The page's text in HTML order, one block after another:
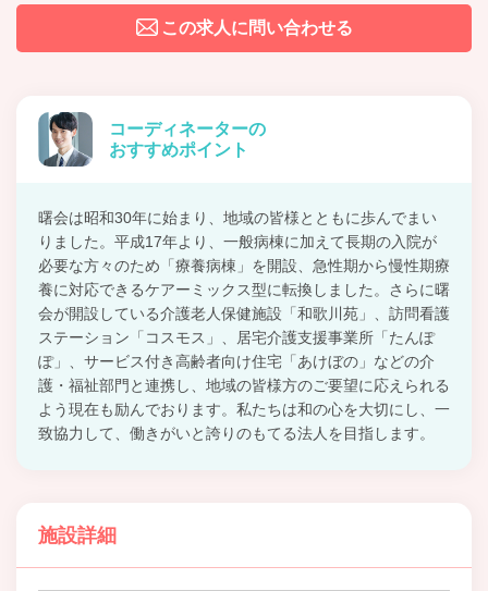
この求人に問い合わせる
コーディネーターの
おすすめポイント
曙会は昭和30年に始まり、地域の皆様とともに歩んでまい
りました。平成17年より、一般病棟に加えて長期の入院が
必要な方々のため「療養病棟」を開設、急性期から慢性期療
養に対応できるケアーミックス型に転換しました。さらに曙
会が開設している介護老人保健施設「和歌川苑」、訪問看護
ステーション「コスモス」、居宅介護支援事業所「たんぽ
ぽ」、サービス付き高齢者向け住宅「あけぼの」などの介
護・福祉部門と連携し、地域の皆様方のご要望に応えられる
よう現在も励んでおります。私たちは和の心を大切にし、一
致協力して、働きがいと誇りのもてる法人を目指します。
施設詳細